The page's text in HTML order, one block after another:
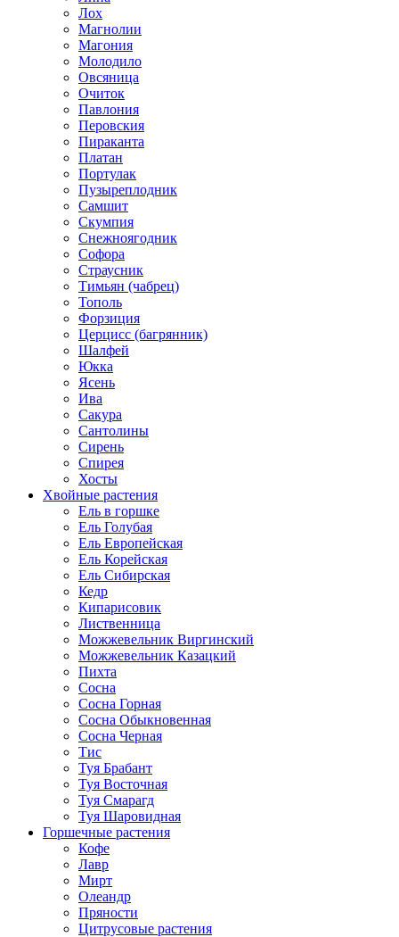
Лох
Магнолии
Магония
Молодило
Овсяница
Очиток
Павлония
Перовския
Пираканта
Платан
Портулак
Пузыреплодник
Самшит
Скумпия
Снежноягодник
Софора
Страусник
Тимьян (чабрец)
Тополь
Форзиция
Церцисс (багрянник)
Шалфей
Юкка
Ясень
Ива
Сакура
Сантолины
Сирень
Спирея
Хосты
Хвойные растения
Ель в горшке
Ель Голубая
Ель Европейская
Ель Корейская
Ель Сибирская
Кедр
Кипарисовик
Лиственница
Можжевельник Виргинский
Можжевельник Казацкий
Пихта
Сосна
Сосна Горная
Сосна Обыкновенная
Сосна Черная
Тис
Туя Брабант
Туя Восточная
Туя Смарагд
Туя Шаровидная
Горшечные растения
Кофе
Лавр
Мирт
Олеандр
Пряности
Цитрусовые растения